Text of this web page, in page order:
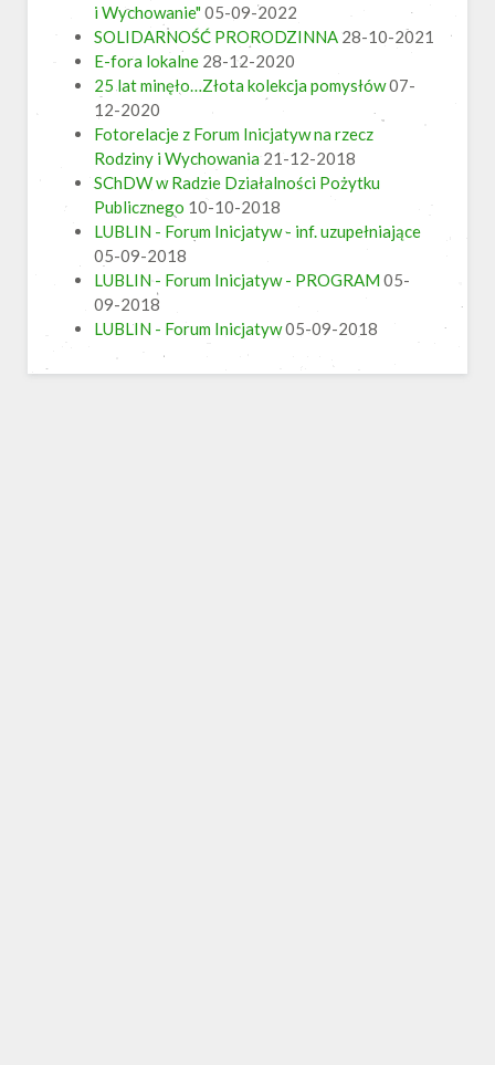
i Wychowanie" 05-09-2022
SOLIDARNOŚĆ PRORODZINNA 28-10-2021
E-fora lokalne 28-12-2020
25 lat minęło…Złota kolekcja pomysłów07-
12-2020
Fotorelacje z Forum Inicjatyw na rzecz
Rodziny i Wychowania 21-12-2018
SChDW w Radzie Działalności Pożytku
Publicznego 10-10-2018
LUBLIN - Forum Inicjatyw - inf. uzupełniające
05-09-2018
LUBLIN - Forum Inicjatyw - PROGRAM 05-
09-2018
LUBLIN - Forum Inicjatyw05-09-2018